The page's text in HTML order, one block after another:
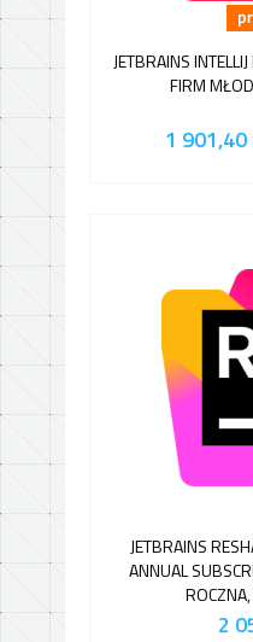
JETBRAINS
FIRM
1 901,40
JETBRAINS
ANNUAL
2